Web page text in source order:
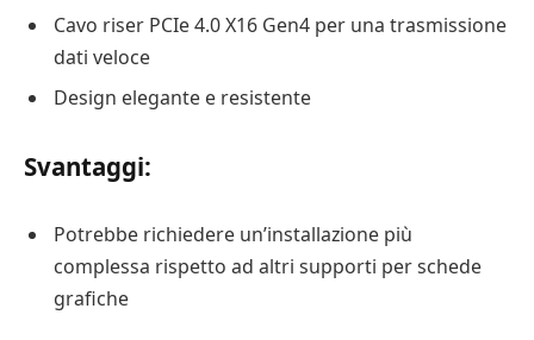
Cavo riser PCIe 4.0 X16 Gen4 per una trasmissione
dati veloce
Design elegante e resistente
Svantaggi:
Potrebbe richiedere un’installazione più
complessa rispetto ad altri supporti per schede
grafiche